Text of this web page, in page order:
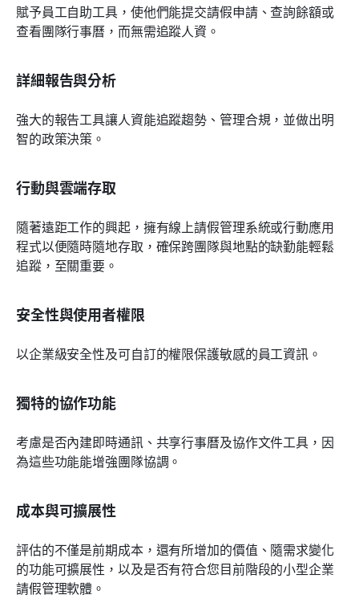
賦予員工自助工具，使他們能提交請假申請、查詢餘額或
查看團隊行事曆，而無需追蹤人資。
詳細報告與分析
強大的報告工具讓人資能追蹤趨勢、管理合規，並做出明
智的政策決策。
行動與雲端存取
隨著遠距工作的興起，擁有線上請假管理系統或行動應用
程式以便隨時隨地存取，確保跨團隊與地點的缺勤能輕鬆
追蹤，至關重要。
安全性與使用者權限
以企業級安全性及可自訂的權限保護敏感的員工資訊。
獨特的協作功能
考慮是否內建即時通訊、共享行事曆及協作文件工具，因
為這些功能能增強團隊協調。
成本與可擴展性
評估的不僅是前期成本，還有所增加的價值、隨需求變化
的功能可擴展性，以及是否有符合您目前階段的小型企業
請假管理軟體。